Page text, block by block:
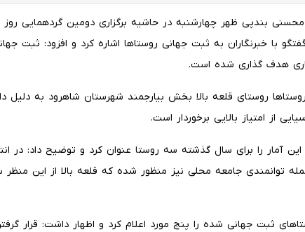
محسنی بندپی ظهر چهارشنبه در حاشیه برگزاری دومین گردهمایی
با خبرنگاران به ثبت جهانی روستاها اشاره کرد و افزود: ثبت
هدف گذاری شده است.
روستای قلعه بالا بخش بیارجمند شهرستان شاهرود به دلیل
از امتیاز بالایی برخوردار است.
آمار را برای سال گذشته سه روستا عنوان کرد و توضیح داد: در
توانمندی جامعه محلی نیز منظور شده که قلعه بالا از این منظر
ثبت جهانی شده را پنج مورد اعلام کرد و اظهار داشت: قرار